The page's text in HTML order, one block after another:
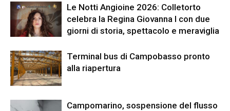
Le Notti Angioine 2026: Colletorto
celebra la Regina Giovanna I con due
giorni di storia, spettacolo e meraviglia
Terminal bus di Campobasso pronto
alla riapertura
Campomarino, sospensione del flusso